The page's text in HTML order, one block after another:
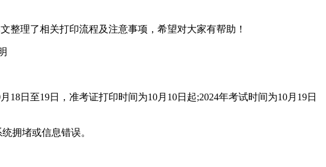
整理了相关打印流程及注意事项，希望对大家有帮助！
日至19日，准考证打印时间为10月10日起;2024年考试时间为10月19日
拥堵或信息错误。